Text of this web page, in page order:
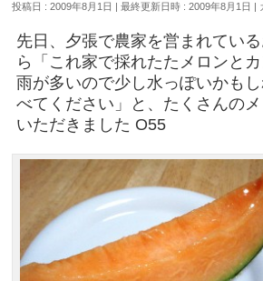
投稿日 : 2009年8月1日 最終更新日時 : 2009年8月1日
先日、夕張で農家を営まれてい
ら「これ家で採れたたメロンと
雨が多いので少し水っぽいかも
べてください」と、たくさんの
いただきました O55